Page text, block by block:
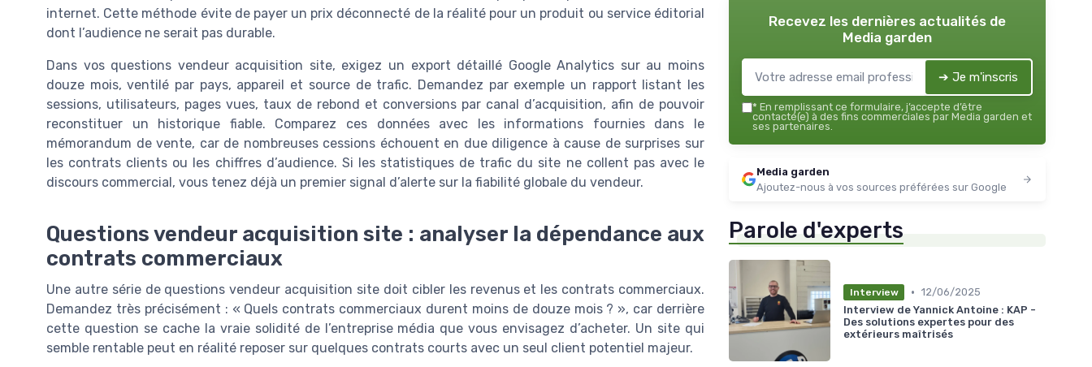
internet. Cette méthode évite de payer un prix déconnecté de la réalité pour un produit ou service éditorial
dont l’audience ne serait pas durable.
Dans vos questions vendeur acquisition site, exigez un export détaillé Google Analytics sur au moins
douze mois, ventilé par pays, appareil et source de trafic. Demandez par exemple un rapport listant les
sessions, utilisateurs, pages vues, taux de rebond et conversions par canal d’acquisition, afin de pouvoir
reconstituer un historique fiable. Comparez ces données avec les informations fournies dans le
mémorandum de vente, car de nombreuses cessions échouent en due diligence à cause de surprises sur
les contrats clients ou les chiffres d’audience. Si les statistiques de trafic du site ne collent pas avec le
discours commercial, vous tenez déjà un premier signal d’alerte sur la fiabilité globale du vendeur.
Questions vendeur acquisition site : analyser la dépendance aux
contrats commerciaux
Une autre série de questions vendeur acquisition site doit cibler les revenus et les contrats commerciaux.
Demandez très précisément : « Quels contrats commerciaux durent moins de douze mois ? », car derrière
cette question se cache la vraie solidité de l’entreprise média que vous envisagez d’acheter. Un site qui
semble rentable peut en réalité reposer sur quelques contrats courts avec un seul client potentiel majeur.
Recevez les dernières actualités de
Media garden
➔ Je m'inscris
* En remplissant ce formulaire, j’accepte d’être
contacté(e) à des fins commerciales par Media garden et
ses partenaires.
Media garden
Ajoutez-nous à vos sources préférées sur Google
Parole d'experts
Interview • 12/06/2025
Interview de Yannick Antoine : KAP -
Des solutions expertes pour des
extérieurs maîtrisés